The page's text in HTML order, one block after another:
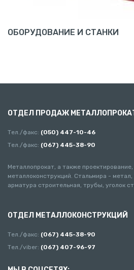
ОБОРУДОВАНИЕ И СТАНКИ
ОТДЕЛ ПРОДАЖ
Тел./факс: (050) 447-10-46
Тел./факс: (067) 445-38-90
Металлопрокат, а также
металлоконструкций. Стальмира -
арматура строительная, трубы, уголок
ОТДЕЛ МЕТАЛЛОКОНСТРУКЦИЙ
Тел./факс: (067) 445-38-90
Тел./viber: (067) 407-96-97